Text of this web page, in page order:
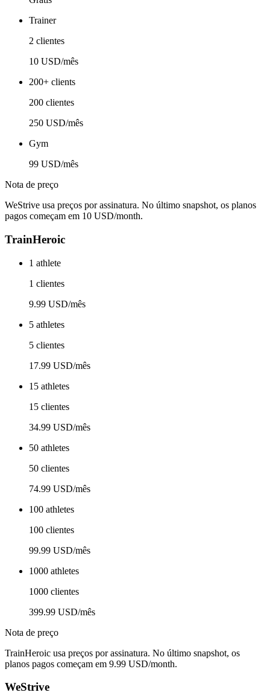
Trainer
2 clientes
10 USD/mês
200+ clients
200 clientes
250 USD/mês
Gym
99 USD/mês
Nota de preço
WeStrive usa preços por assinatura. No último snapshot, os planos
pagos começam em 10 USD/month.
TrainHeroic
1 athlete
1 clientes
9.99 USD/mês
5 athletes
5 clientes
17.99 USD/mês
15 athletes
15 clientes
34.99 USD/mês
50 athletes
50 clientes
74.99 USD/mês
100 athletes
100 clientes
99.99 USD/mês
1000 athletes
1000 clientes
399.99 USD/mês
Nota de preço
TrainHeroic usa preços por assinatura. No último snapshot, os
planos pagos começam em 9.99 USD/month.
WeStrive